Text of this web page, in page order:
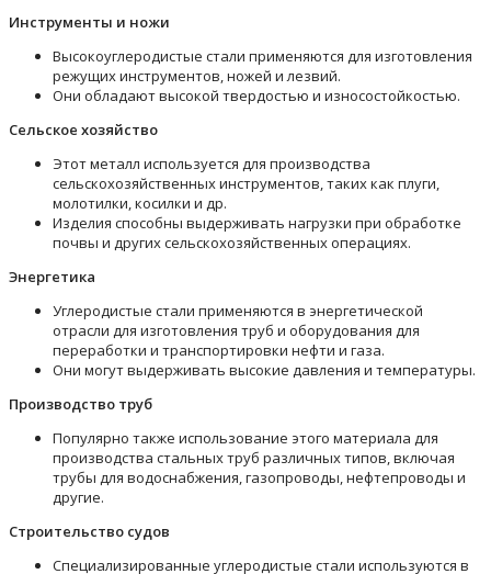
Инструменты и ножи
Высокоуглеродистые стали применяются для изготовления
режущих инструментов, ножей и лезвий.
Они обладают высокой твердостью и износостойкостью.
Сельское хозяйство
Этот металл используется для производства
сельскохозяйственных инструментов, таких как плуги,
молотилки, косилки и др.
Изделия способны выдерживать нагрузки при обработке
почвы и других сельскохозяйственных операциях.
Энергетика
Углеродистые стали применяются в энергетической
отрасли для изготовления труб и оборудования для
переработки и транспортировки нефти и газа.
Они могут выдерживать высокие давления и температуры.
Производство труб
Популярно также использование этого материала для
производства стальных труб различных типов, включая
трубы для водоснабжения, газопроводы, нефтепроводы и
другие.
Строительство судов
Специализированные углеродистые стали используются в